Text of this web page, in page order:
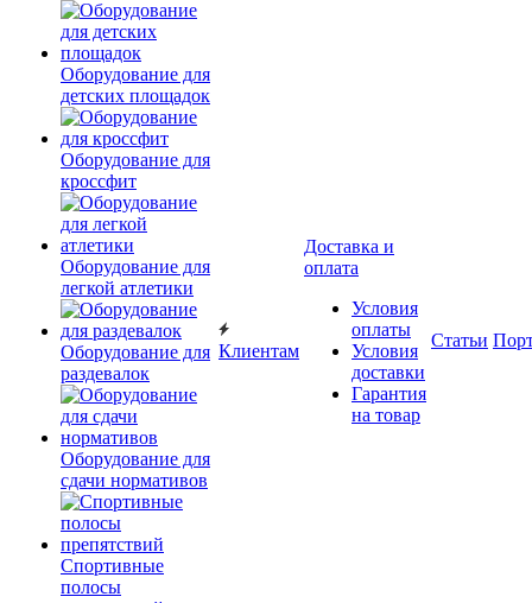
Оборудование для
детских площадок
Оборудование для
кроссфит
Оборудование для
легкой атлетики
Оборудование для
раздевалок
Оборудование для
сдачи нормативов
Спортивные
полосы
Клиентам
Доставка и
оплата
Условия
оплаты
Условия
доставки
Гарантия
на товар
Статьи